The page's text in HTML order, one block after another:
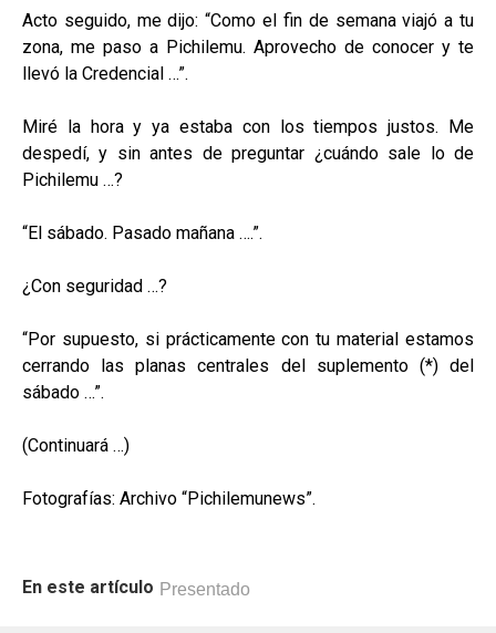
Acto seguido, me dijo: “Como el fin de semana viajó a tu
zona, me paso a Pichilemu. Aprovecho de conocer y te
llevó la Credencial …”.
Miré la hora y ya estaba con los tiempos justos. Me
despedí, y sin antes de preguntar ¿cuándo sale lo de
Pichilemu …?
“El sábado. Pasado mañana ….”.
¿Con seguridad …?
“Por supuesto, si prácticamente con tu material estamos
cerrando las planas centrales del suplemento (*) del
sábado …”.
(Continuará …)
Fotografías: Archivo “Pichilemunews”.
En este artículo Presentado